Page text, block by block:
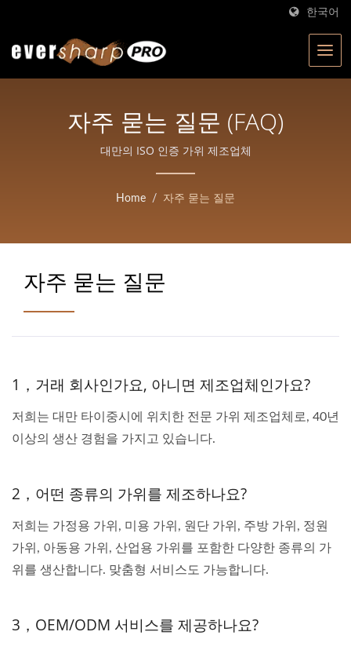
한국어
자주 묻는 질문 (FAQ)
대만의 ISO 인증 가위 제조업체
Home / 자주 묻는 질문
자주 묻는 질문
1，거래 회사인가요, 아니면 제조업체인가요?
저희는 대만 타이중시에 위치한 전문 가위 제조업체로, 40년
이상의 생산 경험을 가지고 있습니다.
2，어떤 종류의 가위를 제조하나요?
저희는 가정용 가위, 미용 가위, 원단 가위, 주방 가위, 정원
가위, 아동용 가위, 산업용 가위를 포함한 다양한 종류의 가
위를 생산합니다. 맞춤형 서비스도 가능합니다.
3，OEM/ODM 서비스를 제공하나요?